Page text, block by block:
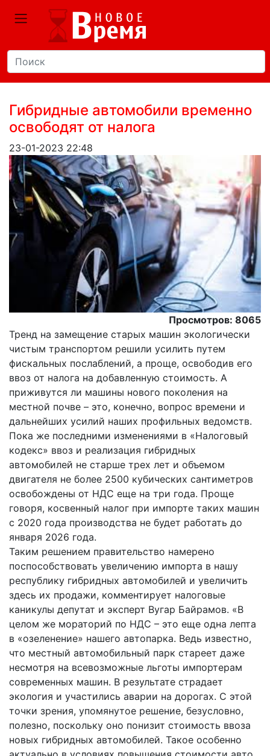
Гибридные автомобили временно
освободят от налога
23-01-2023 22:48
Просмотров: 8065
Тренд на замещение старых машин экологически
чистым транспортом решили усилить путем
фискальных послаблений, а проще, освободив его
ввоз от налога на добавленную стоимость. А
приживутся ли машины нового поколения на
местной почве – это, конечно, вопрос времени и
дальнейших усилий наших профильных ведомств.
Пока же последними изменениями в «Налоговый
кодекс» ввоз и реализация гибридных
автомобилей не старше трех лет и объемом
двигателя не более 2500 кубических сантиметров
освобождены от НДС еще на три года. Проще
говоря, косвенный налог при импорте таких машин
с 2020 года производства не будет работать до
января 2026 года.
Таким решением правительство намерено
поспособствовать увеличению импорта в нашу
республику гибридных автомобилей и увеличить
здесь их продажи, комментирует налоговые
каникулы депутат и эксперт Вугар Байрамов. «В
целом же мораторий по НДС – это еще одна лепта
в «озеленение» нашего автопарка. Ведь известно,
что местный автомобильный парк стареет даже
несмотря на всевозможные льготы импортерам
современных машин. В результате страдает
экология и участились аварии на дорогах. С этой
точки зрения, упомянутое решение, безусловно,
полезно, поскольку оно понизит стоимость ввоза
новых гибридных автомобилей. Такое особенно